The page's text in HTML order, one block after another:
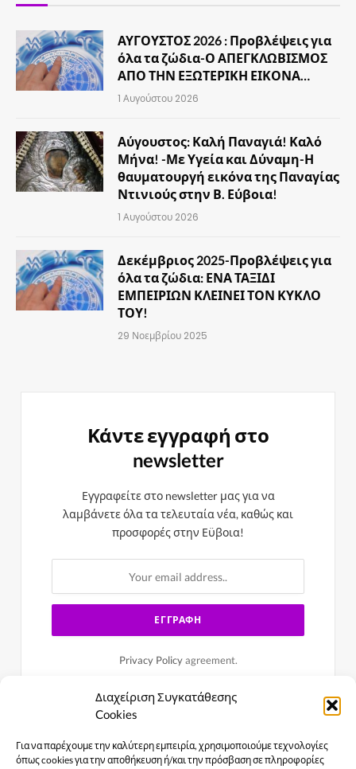
Διαχείριση Συγκατάθεσης
Cookies
Για να παρέχουμε την καλύτερη εμπειρία, χρησιμοποιούμε τεχνολογίες
όπως cookies για την αποθήκευση ή/και την πρόσβαση σε πληροφορίες
ΑΥΓΟΥΣΤΟΣ 2026 : Προβλέψεις για
όλα τα ζώδια-Ο ΑΠΕΓΚΛΩΒΙΣΜΟΣ
ΑΠΟ ΤΗΝ ΕΞΩΤΕΡΙΚΗ ΕΙΚΟΝΑ…
1 Αυγούστου 2026
Αύγουστος: Καλή Παναγιά! Καλό
Μήνα! -Με Υγεία και Δύναμη-Η
θαυματουργή εικόνα της Παναγίας
Ντινιούς στην Β. Εύβοια!
1 Αυγούστου 2026
Δεκέμβριος 2025-Προβλέψεις για
όλα τα ζώδια: ΕΝΑ ΤΑΞΙΔΙ
ΕΜΠΕΙΡΙΩΝ ΚΛΕΙΝΕΙ ΤΟΝ ΚΥΚΛΟ
ΤΟΥ!
29 Νοεμβρίου 2025
Κάντε εγγραφή στο
newsletter
Εγγραφείτε στο newsletter μας για να
λαμβάνετε όλα τα τελευταία νέα, καθώς και
προσφορές στην Εϋβοια!
Privacy Policyagreement.